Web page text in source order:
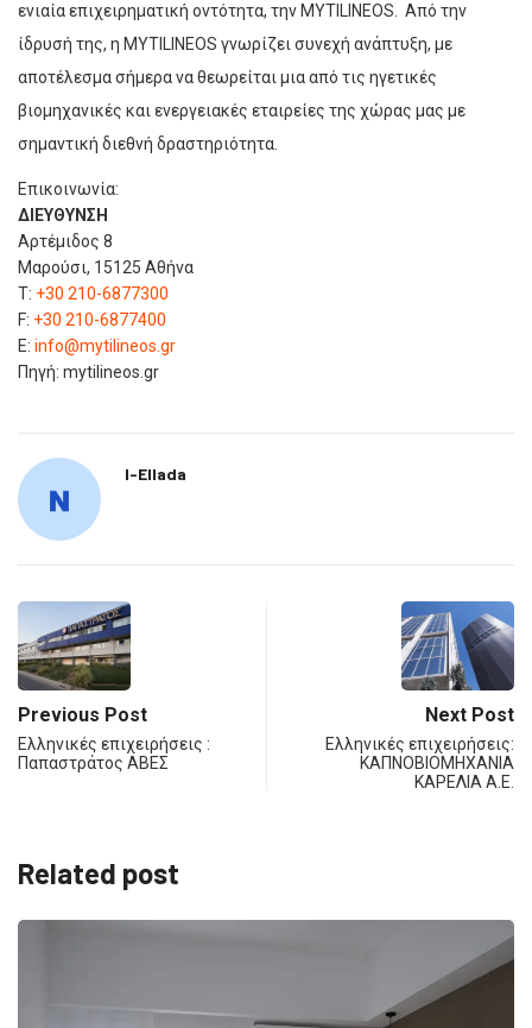
ενιαία επιχειρηματική οντότητα, την MYTILINEOS. Από την
ίδρυσή της, η MYTILINEOS γνωρίζει συνεχή ανάπτυξη, με
αποτέλεσμα σήμερα να θεωρείται μια από τις ηγετικές
βιομηχανικές και ενεργειακές εταιρείες της χώρας μας με
σημαντική διεθνή δραστηριότητα.
Επικοινωνία:
ΔΙΕΥΘΥΝΣΗ
Αρτέμιδος 8
Μαρούσι, 15125 Αθήνα
T: +30 210-6877300
F: +30 210-6877400
E: info@mytilineos.gr
Πηγή: mytilineos.gr
I-Ellada
Previous Post
Ελληνικές επιχειρήσεις :
Παπαστράτος ΑΒΕΣ
Next Post
Ελληνικές επιχειρήσεις:
ΚΑΠΝΟΒΙΟΜΗΧΑΝΙΑ
ΚΑΡΕΛΙΑ Α.Ε.
Related post